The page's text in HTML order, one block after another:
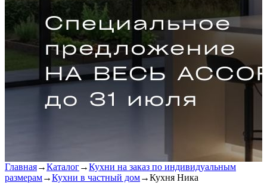
Главная→Каталог→Кухни на заказ по индивидуальным
размерам→Кухни в частный дом→Кухня Ника